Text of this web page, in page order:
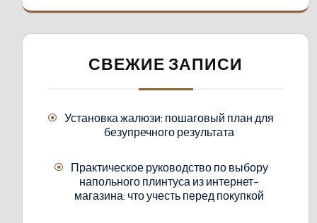
СВЕЖИЕ ЗАПИСИ
Установка жалюзи: пошаговый план для
безупречного результата
Практическое руководство по выбору
напольного плинтуса из интернет-
магазина: что учесть перед покупкой